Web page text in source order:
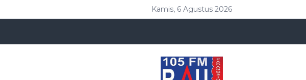
Kamis, 6 Agustus 2026